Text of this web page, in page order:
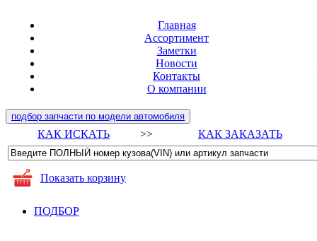
Главная
Ассортимент
Заметки
Новости
Контакты
О компании
подбор запчасти по модели автомобиля
КАК ИСКАТЬ >> КАК ЗАКАЗАТЬ
Показать корзину
ПОДБОР